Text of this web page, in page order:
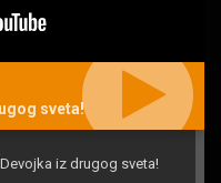
sveta!
Devojka iz drugog sveta!